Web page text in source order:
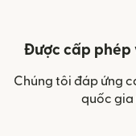
Được cấp phép
Chúng tôi đáp ứng
quốc gia